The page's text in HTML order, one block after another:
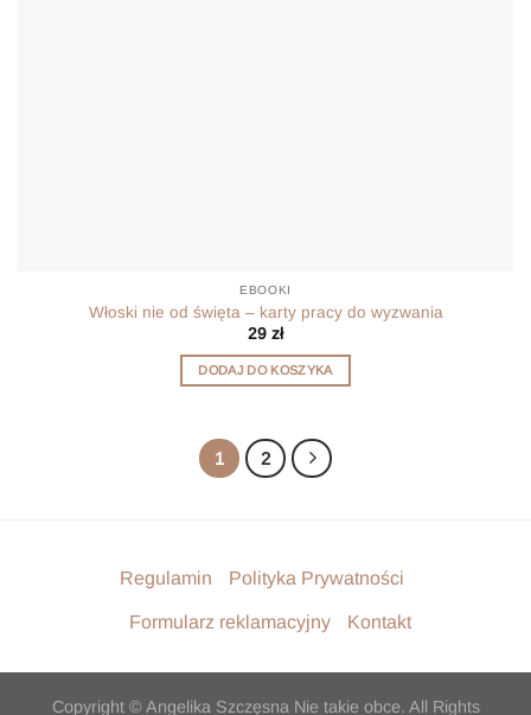
EBOOKI
Włoski nie od święta – karty pracy do wyzwania
29 zł
DODAJ DO KOSZYKA
1 2
Regulamin Polityka Prywatności
Formularz reklamacyjny Kontakt
Copyright © Angelika Szczęsna Nie takie obce. All Rights